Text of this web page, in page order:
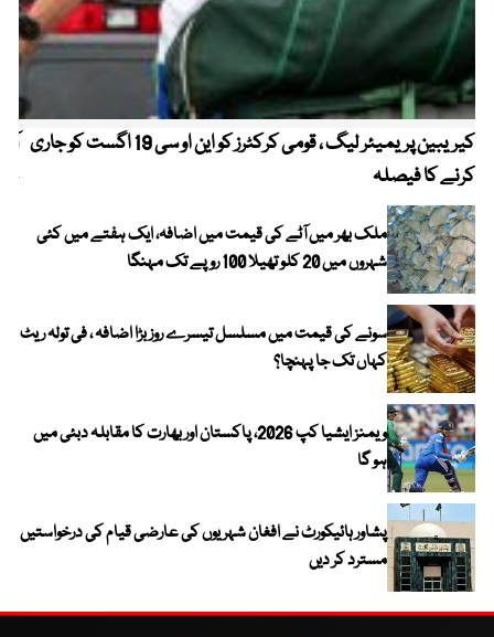
کیریبین پریمیئر لیگ ، قومی کرکٹرز کو این او سی 19 اگست کو جاری
کرنے کا فیصلہ
ملک بھر میں آٹے کی قیمت میں اضافہ، ایک ہفتے میں کئی
شہروں میں 20 کلو تھیلا 100 روپے تک مہنگا
سونے کی قیمت میں مسلسل تیسرے روز بڑا اضافہ ، فی تولہ ریٹ
کہاں تک جا پہنچا؟
ویمنز ایشیا کپ 2026، پاکستان اور بھارت کا مقابلہ دبئی میں
ہو گا
پشاور ہائیکورٹ نے افغان شہریوں کی عارضی قیام کی درخواستیں
مسترد کر دیں